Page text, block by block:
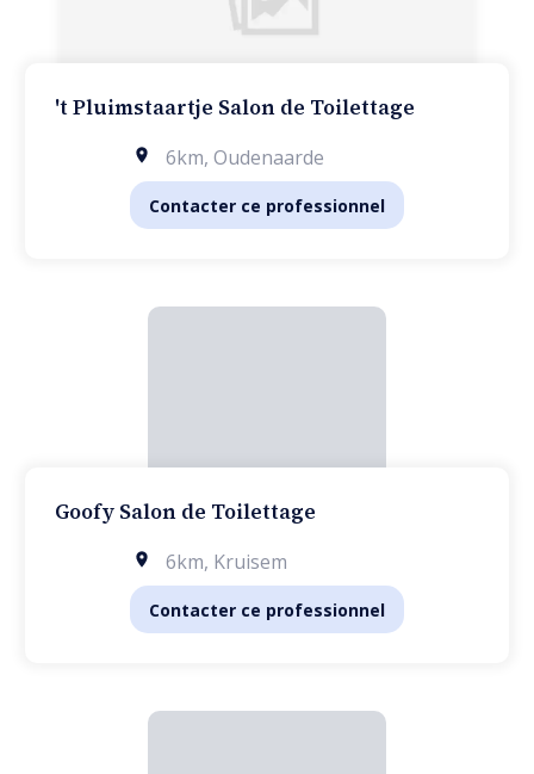
't Pluimstaartje Salon de Toilettage
6km, Oudenaarde
Contacter ce professionnel
Goofy Salon de Toilettage
6km, Kruisem
Contacter ce professionnel